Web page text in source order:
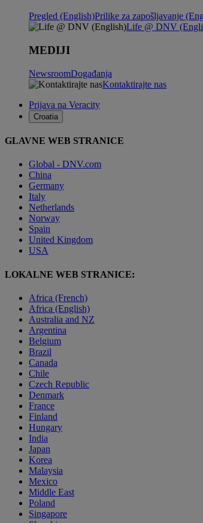
Pregled (English)Prilike za zapošljavanje
Life @ DNV
MEDIJI
NewsroomDogađanja
Kontaktirajte nas
Prijava na Veracity
Croatia
GLAVNE WEB STRANICE
Global - DNV.com
China
Germany
Italy
Netherlands
Norway
Spain
United Kingdom
USA
LOKALNE WEB STRANICE:
Africa (French)
Africa (English)
Australia and NZ
Argentina
Belgium
Brazil
Canada
Chile
Czech Republic
Denmark
France
Finland
Hungary
India
Japan
Korea
Malaysia
Mexico
Middle East
Poland
Singapore